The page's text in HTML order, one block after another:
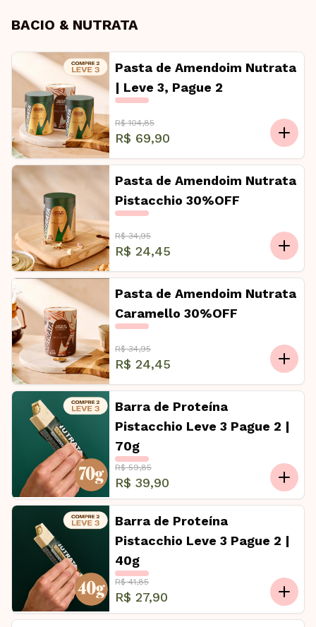
BACIO & NUTRATA
Pasta de Amendoim Nutrata
| Leve 3, Pague 2
R$ 104,85
R$ 69,90
Pasta de Amendoim Nutrata
Pistacchio 30%OFF
R$ 34,95
R$ 24,45
Pasta de Amendoim Nutrata
Caramello 30%OFF
R$ 34,95
R$ 24,45
Barra de Proteína
Pistacchio Leve 3 Pague 2 |
70g
R$ 59,85
R$ 39,90
Barra de Proteína
Pistacchio Leve 3 Pague 2 |
40g
R$ 41,85
R$ 27,90